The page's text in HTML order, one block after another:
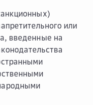
или
введенные на